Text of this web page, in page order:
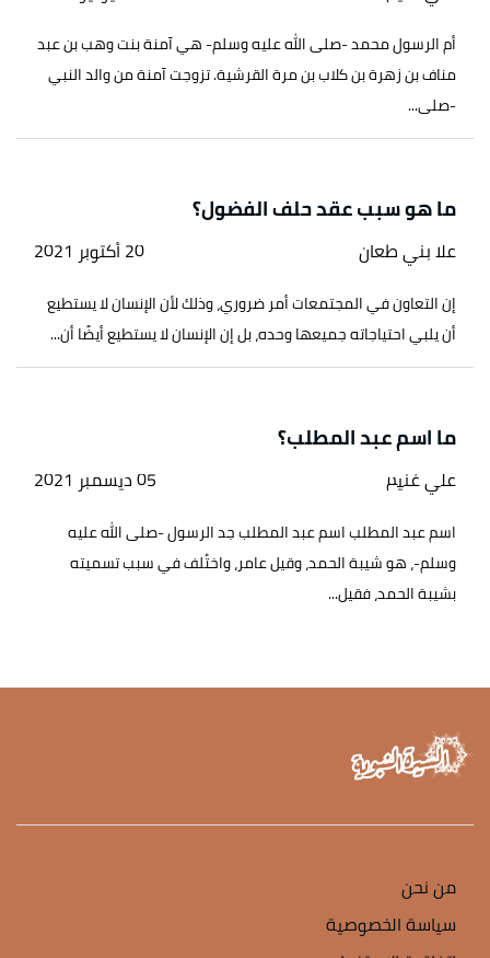
أم الرسول محمد -صلى الله عليه وسلم- هي آمنة بنت وهب بن عبد
مناف بن زهرة بن كلاب بن مرة القرشية. تزوجت آمنة من والد النبي
-صلى...
ما هو سبب عقد حلف الفضول؟
علا بني طعان 20 أكتوبر 2021
إن التعاون في المجتمعات أمر ضروري، وذلك لأن الإنسان لا يستطيع
أن يلبي احتياجاته جميعها وحده، بل إن الإنسان لا يستطيع أيضًا أن...
ما اسم عبد المطلب؟
علي غنيم 05 ديسمبر 2021
اسم عبد المطلب اسم عبد المطلب جد الرسول -صلى الله عليه
وسلم-، هو شيبة الحمد، وقيل عامر، واختُلف في سبب تسميته
بشيبة الحمد، فقيل...
من نحن
سياسة الخصوصية